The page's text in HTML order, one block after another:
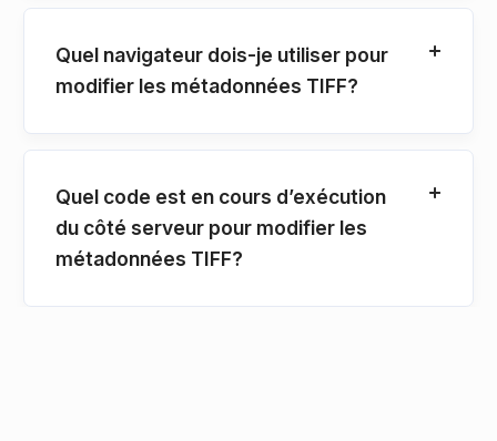
Quel navigateur dois-je utiliser pour
modifier les métadonnées TIFF?
Quel code est en cours d’exécution
du côté serveur pour modifier les
métadonnées TIFF?